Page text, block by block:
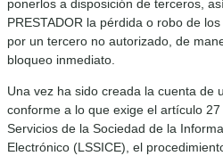
ponerlos a disposición de terceros,
PRESTADOR la pérdida o robo de
por un tercero no autorizado, de
bloqueo inmediato.
Una vez ha sido creada la cuenta de
conforme a lo que exige el artículo
Servicios de la Sociedad de la
Electrónico (LSSICE), el